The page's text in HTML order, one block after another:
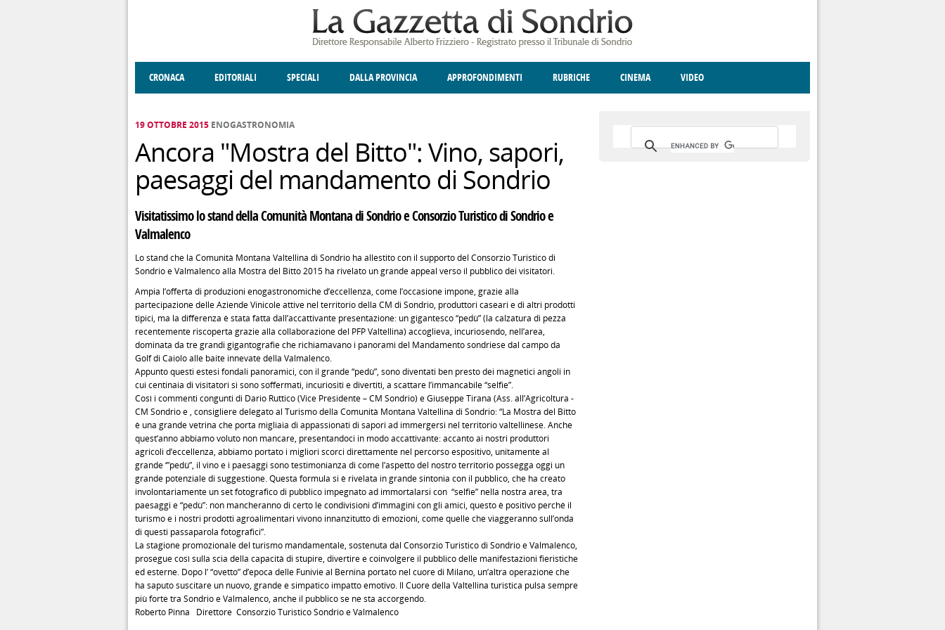
CRONACA EDITORIALI SPECIALI DALLA PROVINCIA APPROFONDIMENTI RUBRICHE CINEMA VIDEO
19 OTTOBRE 2015 ENOGASTRONOMIA
Ancora "Mostra del Bitto": Vino, sapori,
paesaggi del mandamento di Sondrio
Visitatissimo lo stand della Comunità Montana di Sondrio e Consorzio Turistico di Sondrio e
Valmalenco
Lo stand che la Comunità Montana Valtellina di Sondrio ha allestito con il supporto del Consorzio Turistico di
Sondrio e Valmalenco alla Mostra del Bitto 2015 ha rivelato un grande appeal verso il pubblico dei visitatori.
Ampia l’offerta di produzioni enogastronomiche d’eccellenza, come l’occasione impone, grazie alla
partecipazione delle Aziende Vinicole attive nel territorio della CM di Sondrio, produttori caseari e di altri prodotti
tipici, ma la differenza è stata fatta dall’accattivante presentazione: un gigantesco “pedù” (la calzatura di pezza
recentemente riscoperta grazie alla collaborazione del PFP Valtellina) accoglieva, incuriosendo, nell’area,
dominata da tre grandi gigantografie che richiamavano i panorami del Mandamento sondriese dal campo da
Golf di Caiolo alle baite innevate della Valmalenco.
Appunto questi estesi fondali panoramici, con il grande “pedù”, sono diventati ben presto dei magnetici angoli in
cui centinaia di visitatori si sono soffermati, incuriositi e divertiti, a scattare l’immancabile “selfie”.
Così i commenti congunti di Dario Ruttico (Vice Presidente – CM Sondrio) e Giuseppe Tirana (Ass. all’Agricoltura -
CM Sondrio e , consigliere delegato al Turismo della Comunità Montana Valtellina di Sondrio: “La Mostra del Bitto
è una grande vetrina che porta migliaia di appassionati di sapori ad immergersi nel territorio valtellinese. Anche
quest’anno abbiamo voluto non mancare, presentandoci in modo accattivante: accanto ai nostri produttori
agricoli d’eccellenza, abbiamo portato i migliori scorci direttamente nel percorso espositivo, unitamente al
grande ‘”pedù”, il vino e i paesaggi sono testimonianza di come l’aspetto del nostro territorio possegga oggi un
grande potenziale di suggestione. Questa formula si è rivelata in grande sintonia con il pubblico, che ha creato
involontariamente un set fotografico di pubblico impegnato ad immortalarsi con “selfie” nella nostra area, tra
paesaggi e “pedù”: non mancheranno di certo le condivisioni d’immagini con gli amici, questo è positivo perché il
turismo e i nostri prodotti agroalimentari vivono innanzitutto di emozioni, come quelle che viaggeranno sull’onda
di questi passaparola fotografici”.
La stagione promozionale del turismo mandamentale, sostenuta dal Consorzio Turistico di Sondrio e Valmalenco,
prosegue così sulla scia della capacità di stupire, divertire e coinvolgere il pubblico delle manifestazioni fieristiche
ed esterne. Dopo l’ “ovetto” d’epoca delle Funivie al Bernina portato nel cuore di Milano, un’altra operazione che
ha saputo suscitare un nuovo, grande e simpatico impatto emotivo. Il Cuore della Valtellina turistica pulsa sempre
più forte tra Sondrio e Valmalenco, anche il pubblico se ne sta accorgendo.
Roberto Pinna Direttore Consorzio Turistico Sondrio e Valmalenco